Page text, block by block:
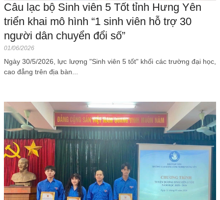
Câu lạc bộ Sinh viên 5 Tốt tỉnh Hưng Yên
triển khai mô hình “1 sinh viên hỗ trợ 30
người dân chuyển đổi số”
01/06/2026
Ngày 30/5/2026, lực lượng "Sinh viên 5 tốt" khối các trường đại học,
cao đẳng trên địa bàn...